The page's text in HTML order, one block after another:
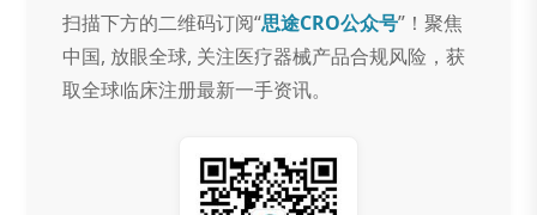
扫描下方的二维码订阅“思途CRO公众号”！聚焦
中国, 放眼全球, 关注医疗器械产品合规风险，获
取全球临床注册最新一手资讯。